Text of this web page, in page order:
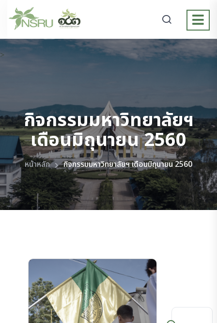
>
กิจกรรมมหาวิทยาลัยฯ
เดือนมิถุนายน 2560
หน้าหลัก กิจกรรมมหาวิทยาลัยฯ เดือนมิถุนายน 2560